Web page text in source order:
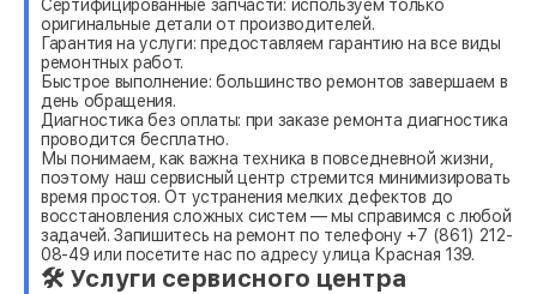
Сертифицированные запчасти: используем только
оригинальные детали от производителей.
Гарантия на услуги: предоставляем гарантию на все виды
ремонтных работ.
Быстрое выполнение: большинство ремонтов завершаем в
день обращения.
Диагностика без оплаты: при заказе ремонта диагностика
проводится бесплатно.
Мы понимаем, как важна техника в повседневной жизни,
поэтому наш сервисный центр стремится минимизировать
время простоя. От устранения мелких дефектов до
восстановления сложных систем — мы справимся с любой
задачей. Запишитесь на ремонт по телефону +7 (861) 212-
08-49 или посетите нас по адресу улица Красная 139.
🛠 Услуги сервисного центра